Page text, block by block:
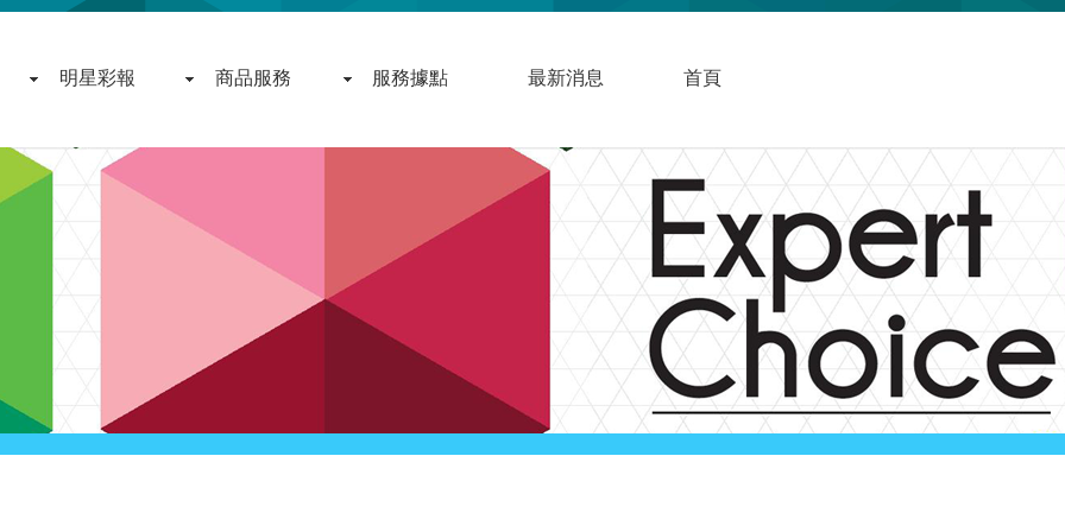
明星彩報 商品服務 服務據點 最新消息 首頁